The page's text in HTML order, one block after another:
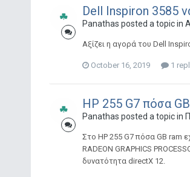
Dell Inspiron 3585
Panathas posted a topic in
Αξίζει η αγορά του Dell
October 16, 2019 1
HP 255 G7 πόσα
Panathas posted a topic in
Στο HP 255 G7 πόσα GB ram
RADEON GRAPHICS
δυνατότητα directX 12.